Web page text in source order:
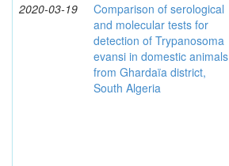
2020-03-19
Comparison of serological
and molecular tests for
detection of Trypanosoma
evansi in domestic animals
from Ghardaïa district,
South Algeria